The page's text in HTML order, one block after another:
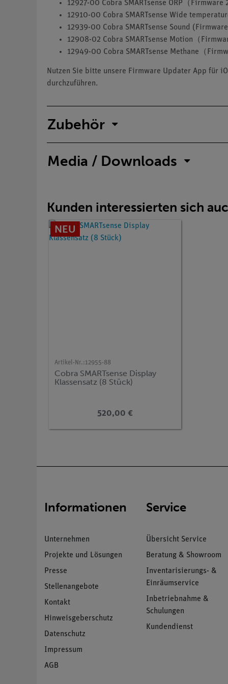
12927-00 Cobra SMARTsense ORP（Firmware
12910-00 Cobra SMARTsense Wide
12939-00 Cobra SMARTsense Sound (Firmware
12908-02 Cobra SMARTsense Motion（
12949-00 Cobra SMARTsense Methane（
Nutzen Sie bitte unsere Firmware Updater App für
durchzuführen.
Zubehör
Media / Downloads
Kunden interessierten sich
NEU
Artikel-Nr.:12955-88
Cobra SMARTsense Display
Klassensatz (8 Stück)
520,00 €
Informationen
Unternehmen
Projekte und Lösungen
Presse
Stellenangebote
Kontakt
Hinweisgeberschutz
Datenschutz
Impressum
AGB
Service
Übersicht Service
Beratung & Showroom
Inventarisierungs- &
Einräumservice
Inbetriebnahme &
Schulungen
Kundendienst